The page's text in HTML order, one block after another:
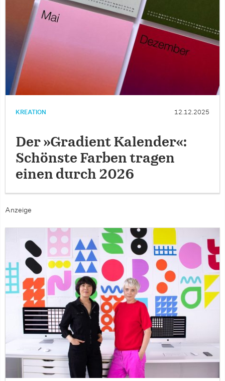
KREATION 12.12.2025
Der »Gradient Kalender«:
Schönste Farben tragen
einen durch 2026
Anzeige